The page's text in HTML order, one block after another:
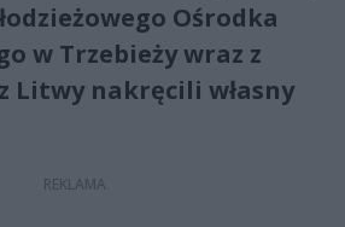
Ośrodka
w Trzebieży wraz z
Litwy nakręcili własny